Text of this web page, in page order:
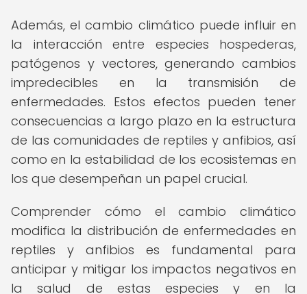
Además, el cambio climático puede influir en
la interacción entre especies hospederas,
patógenos y vectores, generando cambios
impredecibles en la transmisión de
enfermedades. Estos efectos pueden tener
consecuencias a largo plazo en la estructura
de las comunidades de reptiles y anfibios, así
como en la estabilidad de los ecosistemas en
los que desempeñan un papel crucial.
Comprender cómo el cambio climático
modifica la distribución de enfermedades en
reptiles y anfibios es fundamental para
anticipar y mitigar los impactos negativos en
la salud de estas especies y en la